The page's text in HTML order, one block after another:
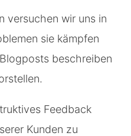
versuchen wir uns in
sie kämpfen
beschreiben
Feedback
Kunden zu